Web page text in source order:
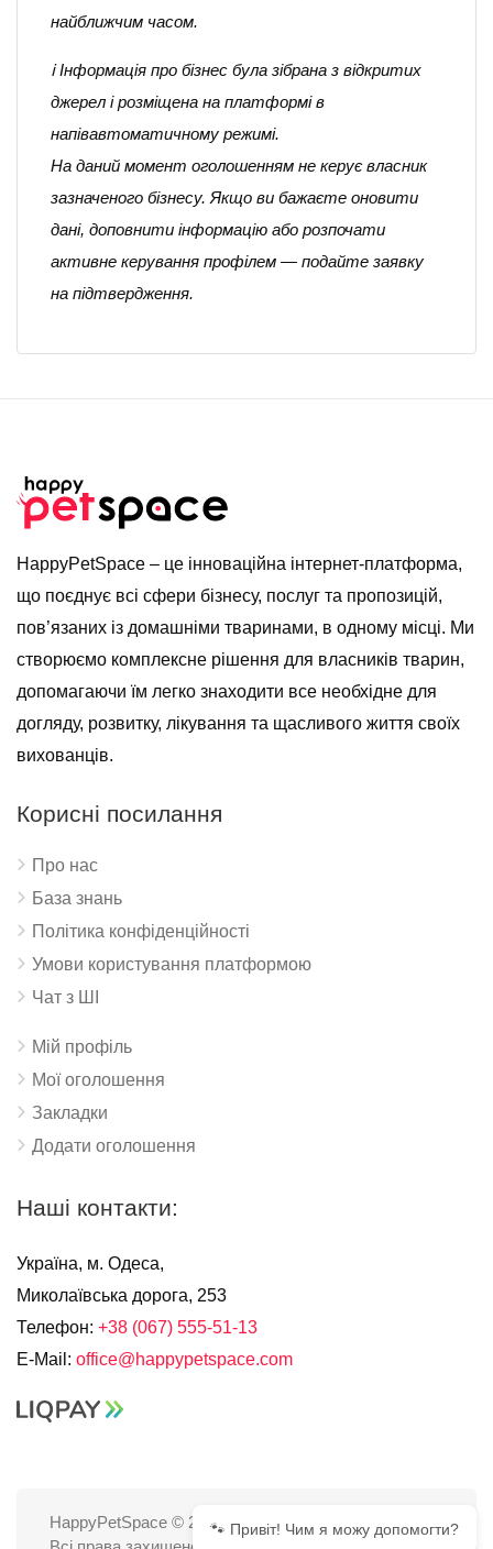
найближчим часом.
ℹ️ Інформація про бізнес була зібрана з відкритих
джерел і розміщена на платформі в
напівавтоматичному режимі.
На даний момент оголошенням не керує власник
зазначеного бізнесу. Якщо ви бажаєте оновити
дані, доповнити інформацію або розпочати
активне керування профілем — подайте заявку
на підтвердження.
HappyPetSpace – це інноваційна інтернет-платформа,
що поєднує всі сфери бізнесу, послуг та пропозицій,
пов’язаних із домашніми тваринами, в одному місці. Ми
створюємо комплексне рішення для власників тварин,
допомагаючи їм легко знаходити все необхідне для
догляду, розвитку, лікування та щасливого життя своїх
вихованців.
Корисні посилання
Про нас
База знань
Політика конфіденційності
Умови користування платформою
Чат з ШІ
Мій профіль
Мої оголошення
Закладки
Додати оголошення
Наші контакти:
Україна, м. Одеса,
Миколаївська дорога, 253
Телефон: +38 (067) 555-51-13
E-Mail: office@happypetspace.com
HappyPetSpace © 2025🐾 Привіт! Чим я можу допомогти?